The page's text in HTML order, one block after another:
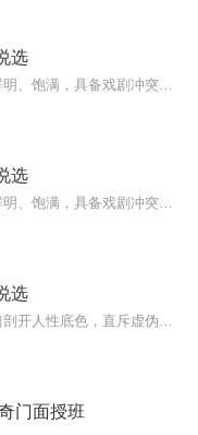
选
选
选
门面授班